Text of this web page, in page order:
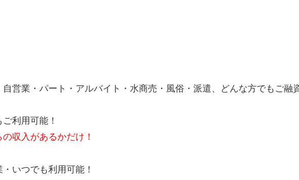
営業・パート・アルバイト・水商売・風俗・派遣、どんな方でもご融
利用可能！
収入があるかだけ！
いつでも利用可能！